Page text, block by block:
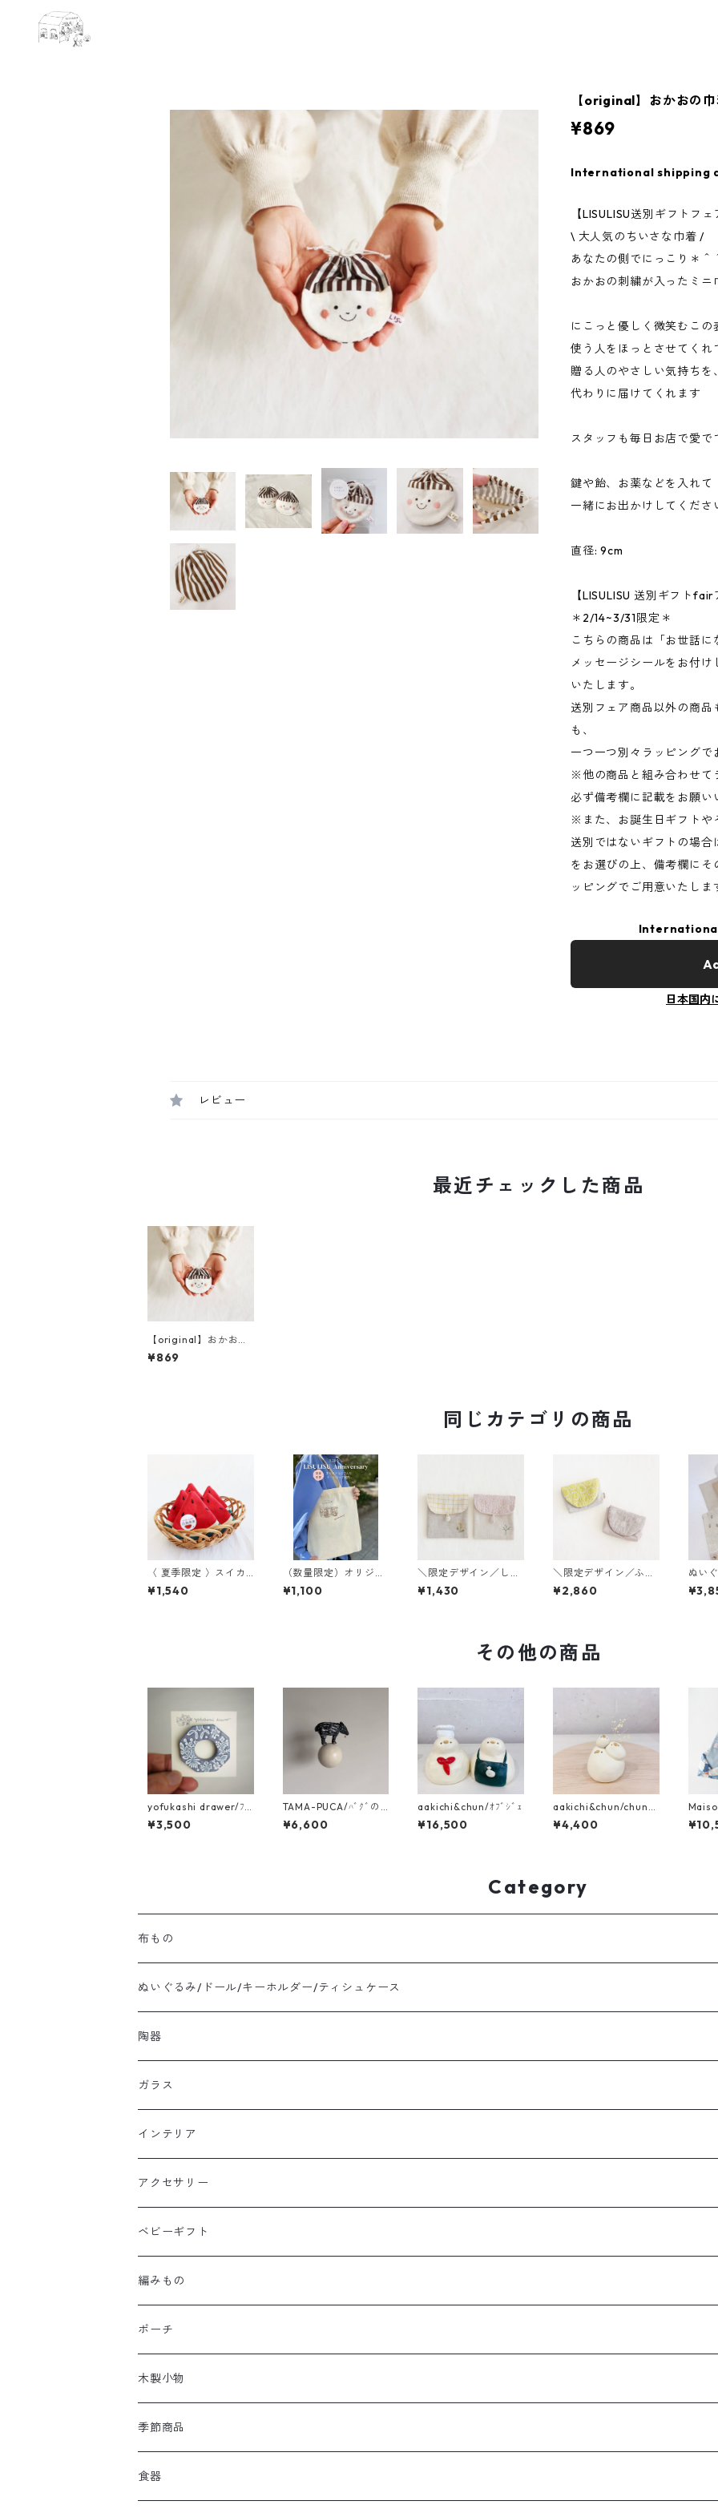
【original】おかおの
¥869
International shipping
【LISULISU送別ギフトフ
\ 大人気のちいさな巾着 /
あなたの側でにっこり＊＾
おかおの刺繍が入ったミニ
にこっと優しく微笑むこの
使う人をほっとさせてくれ
贈る人のやさしい気持ちを
代わりに届けてくれます
スタッフも毎日お店で愛で
鍵や飴、お薬などを入れて
一緒にお出かけしてくだ
直径: 9cm
【LISULISU 送別ギフト
＊2/14~3/31限定＊
こちらの商品は「お世話に
メッセージシールをお付
いたします。
送別フェア商品以外の商
も、
一つ一つ別々ラッピング
※他の商品と組み合わせて
必ず備考欄に記載をお願い
※また、お誕生日ギフトや
送別ではないギフトの場
をお選びの上、備考欄に
ッピングでご用意いたしま
日本国内
レビュー
最近チェックした商品
【original】おかおの
巾着
¥869
同じカテゴリの商品
〈 夏季限定 〉スイカ
ハンカチ
¥1,540
（数量限定）オリジナ
ルロゴ入りトートバッ
グ
¥1,100
＼限定デザイン／しか
くポーチ
¥1,430
＼限定デザイン／ふた
付きポーチ
¥2,860
ぬい
サイ
その他の商品
yofukashi drawer/ﾌﾞ
ﾛｰﾁ
¥3,500
TAMA-PUCA/ﾊﾞｸﾞの
赤ちゃんﾓﾋﾞｰﾙ
¥6,600
aakichi&chun/ｵﾌﾞｼﾞｪ
¥16,500
aakichi&chun/chunの
一輪挿し まるっと3羽
¥4,400
l
Category
布もの
ぬいぐるみ/ドール/キーホルダー/ティシュケース
陶器
ガラス
インテリア
アクセサリー
ベビーギフト
編みもの
ポーチ
木製小物
季節商品
食器